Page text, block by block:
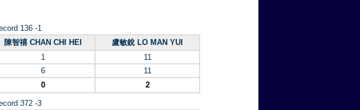
136 -1
陳智禧 CHAN CHI HEI
盧敏銳 LO MAN YUI
1
11
6
11
0 2
372 -3